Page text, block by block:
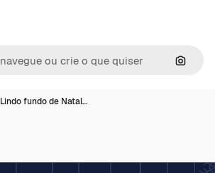
Lindo fundo de Natal…